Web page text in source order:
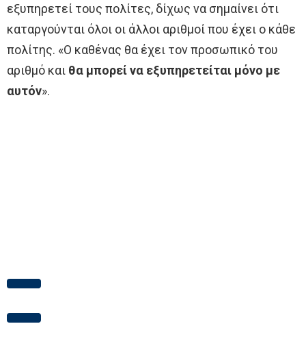
εξυπηρετεί τους πολίτες, δίχως να σημαίνει ότι
καταργούνται όλοι οι άλλοι αριθμοί που έχει ο κάθε
πολίτης. «Ο καθένας θα έχει τον προσωπικό του
αριθμό και θα μπορεί να εξυπηρετείται μόνο με
αυτόν».